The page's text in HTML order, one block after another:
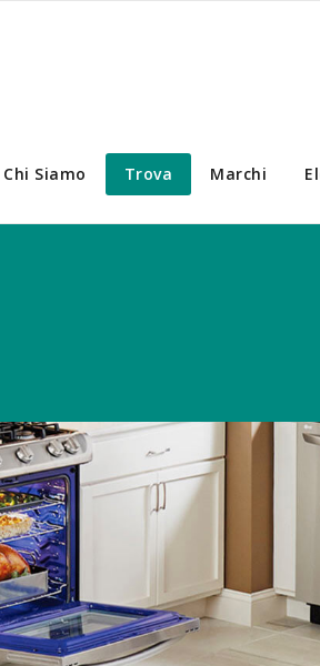
Chi Siamo Trova Marchi